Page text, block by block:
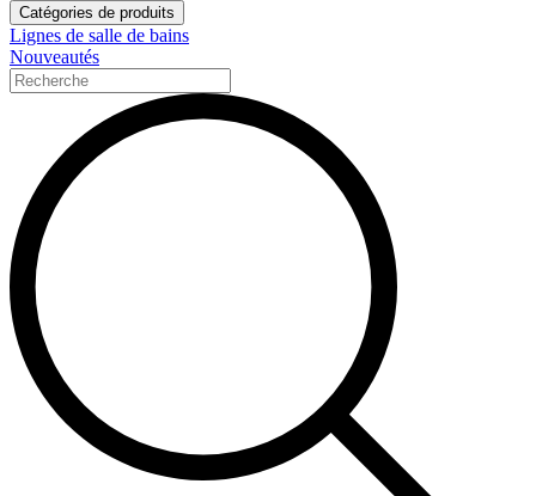
Catégories de produits
Lignes de salle de bains
Nouveautés